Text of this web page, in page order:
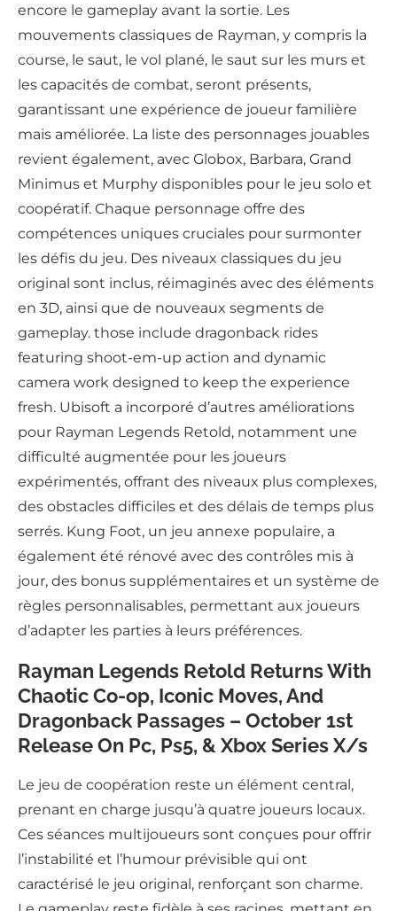
encore le gameplay avant la sortie. Les
mouvements classiques de Rayman, y compris la
course, le saut, le vol plané, le saut sur les murs et
les capacités de combat, seront présents,
garantissant une expérience de joueur familière
mais améliorée. La liste des personnages jouables
revient également, avec Globox, Barbara, Grand
Minimus et Murphy disponibles pour le jeu solo et
coopératif. Chaque personnage offre des
compétences uniques cruciales pour surmonter
les défis du jeu. Des niveaux classiques du jeu
original sont inclus, réimaginés avec des éléments
en 3D, ainsi que de nouveaux segments de
gameplay. those include dragonback rides
featuring shoot-em-up action and dynamic
camera work designed to keep the experience
fresh. Ubisoft a incorporé d’autres améliorations
pour Rayman Legends Retold, notamment une
difficulté augmentée pour les joueurs
expérimentés, offrant des niveaux plus complexes,
des obstacles difficiles et des délais de temps plus
serrés. Kung Foot, un jeu annexe populaire, a
également été rénové avec des contrôles mis à
jour, des bonus supplémentaires et un système de
règles personnalisables, permettant aux joueurs
d’adapter les parties à leurs préférences.
Rayman Legends Retold Returns With
Chaotic Co-op, Iconic Moves, And
Dragonback Passages – October 1st
Release On Pc, Ps5, & Xbox Series X/s
Le jeu de coopération reste un élément central,
prenant en charge jusqu’à quatre joueurs locaux.
Ces séances multijoueurs sont conçues pour offrir
l’instabilité et l’humour prévisible qui ont
caractérisé le jeu original, renforçant son charme.